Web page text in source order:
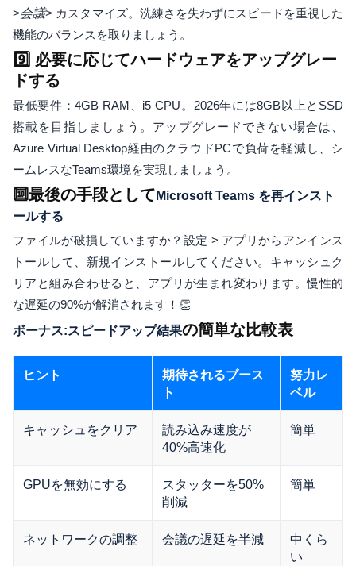
>会議> カスタマイズ。洗練さを失わずにスピードを重視した
機能のバランスを取りましょう。
9️⃣ 必要に応じてハードウェアをアップグレー
ドする
最低要件：4GB RAM、i5 CPU。2026年には8GB以上とSSD
搭載を目指しましょう。アップグレードできない場合は、
Azure Virtual Desktop経由のクラウドPCで負荷を軽減し、シ
ームレスなTeams環境を実現しましょう。
🔟最後の手段として Microsoft Teams を再インスト
ールする
ファイルが破損していますか？設定 > アプリからアンインス
トールして、新規インストールしてください。キャッシュク
リアと組み合わせると、アプリが生まれ変わります。慢性的
な遅延の90%が解消されます！👏
ボーナス:スピードアップ結果の簡単な比較表
ヒント
期待されるブース
ト
努力レ
ベル
キャッシュをクリア
読み込み速度が
40%高速化
簡単
GPUを無効にする
スタッターを50%
削減
簡単
ネットワークの調整 会議の遅延を半減
中くら
い